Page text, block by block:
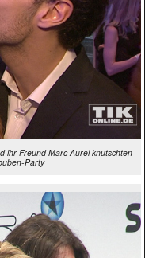
ihr Freund Marc Aurel knutschten
Party